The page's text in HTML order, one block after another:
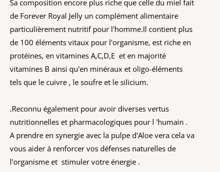
Sa composition encore plus riche que celle du miel fait
de Forever Royal Jelly un complément alimentaire
particulièrement nutritif pour l'homme.Il contient plus
de 100 éléments vitaux pour l'organisme, est riche en
protéines, en vitamines A,C,D,E et en majorité
vitamines B ainsi qu'en minéraux et oligo-éléments
tels que le cuivre , le soufre et le silicium.
.Reconnu également pour avoir diverses vertus
nutritionnelles et pharmacologiques pour l 'humain .
A prendre en synergie avec la pulpe d'Aloe vera cela va
vous aider à renforcer vos défenses naturelles de
l'organisme et stimuler votre énergie .